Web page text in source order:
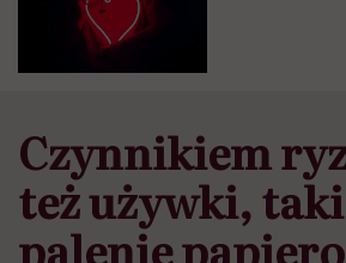
Czynnikiem
teżużywki,
palenie